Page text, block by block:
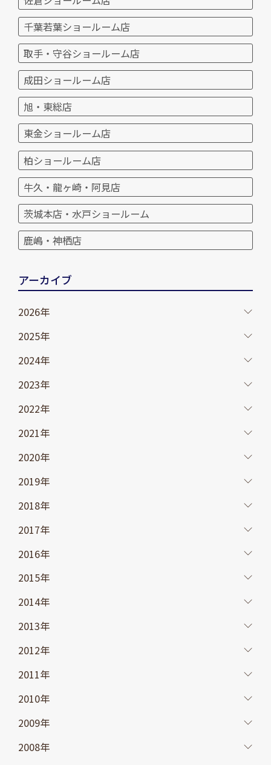
千葉若葉ショールーム店
取手・守谷ショールーム店
成田ショールーム店
旭・東総店
東金ショールーム店
柏ショールーム店
牛久・龍ヶ崎・阿見店
茨城本店・水戸ショールーム
鹿嶋・神栖店
アーカイブ
2026年
2025年
2024年
2023年
2022年
2021年
2020年
2019年
2018年
2017年
2016年
2015年
2014年
2013年
2012年
2011年
2010年
2009年
2008年